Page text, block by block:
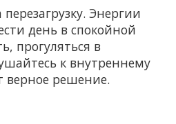
Энергии
день в спокойной
прогуляться в
к внутреннему
верное решение.